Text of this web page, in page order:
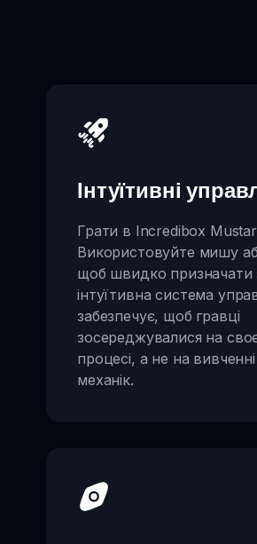
Інтуїтивні
Грати в Incredibox
Використовуйте мишу
щоб швидко призначати
інтуїтивна система
забезпечує, щоб гравці
зосереджувалися на
процесі, а не на
механік.